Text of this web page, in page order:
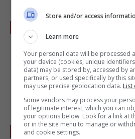
Aggiungete le
Fate fondere il burro, a
Store and/or access
Learn more
Your personal data will be processed
your device (cookies, unique
data) may be stored by, accessed by
partners, or used specifically by this
may use precise geolocation data. List
Some vendors may process your
of legitimate interest, which you can
your options below. Look for a link at
or in the site menu to manage or
and cookie settings.